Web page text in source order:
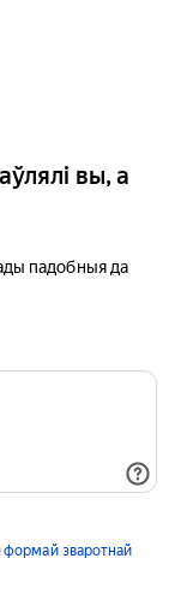
вы, а
падобныя да
формай зваротнай